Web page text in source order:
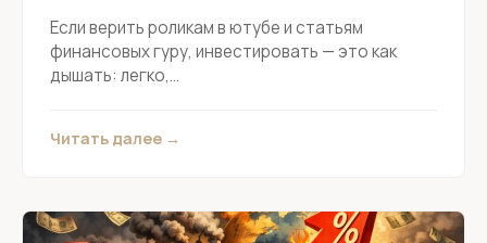
Если верить роликам в ютубе и статьям
финансовых гуру, инвестировать — это как
дышать: легко,...
Читать далее →